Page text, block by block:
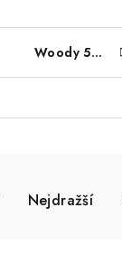
Woody 5 mm - 50 metrů
Nejdražší